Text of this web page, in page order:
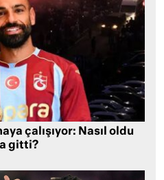
çalışıyor: Nasıl oldu
gitti?